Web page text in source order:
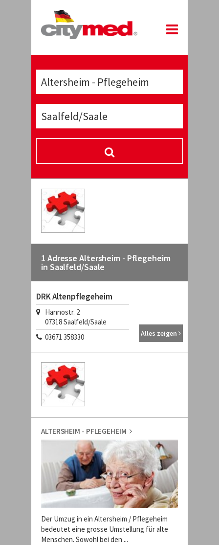
1 Adresse Altersheim - Pflegeheim
in Saalfeld/Saale
DRK Altenpflegeheim
Hannostr. 2
07318 Saalfeld/Saale
03671 358330
Alles zeigen
ALTERSHEIM - PFLEGEHEIM
Der Umzug in ein Altersheim / Pflegeheim
bedeutet eine grosse Umstellung für alte
Menschen. Sowohl bei den ...